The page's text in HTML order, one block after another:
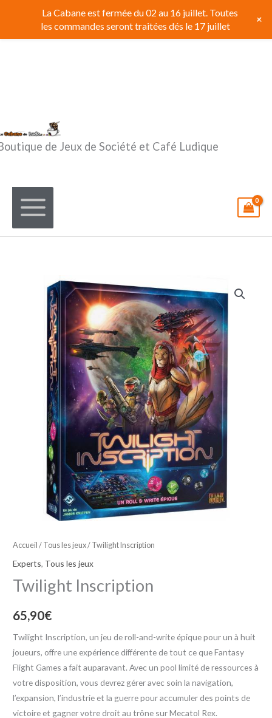
contenu
de Jeux de Société et Café Ludique
Accueil / Tous les jeux/ Twilight Inscription
Experts, Tous les jeux
Twilight Inscription
65,90€
Twilight Inscription, un jeu de roll-and-write épique pour un à huit
joueurs, offre une expérience différente de tout ce que Fantasy
Flight Games a fait auparavant. Avec un pool limité de ressources à
votre disposition, vous devrez gérer avec soin la navigation,
l’expansion, l’industrie et la guerre pour accumuler des points de
victoire et gagner votre droit au trône sur Mecatol Rex.
La Cabane est fermée du 02 au 16 juillet. Toutes
les commandes seront traitées dés le 17 juillet
+